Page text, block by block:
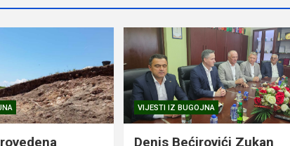
VIJESTI IZ BUGOJNA
Denis Bećirovići Zukan